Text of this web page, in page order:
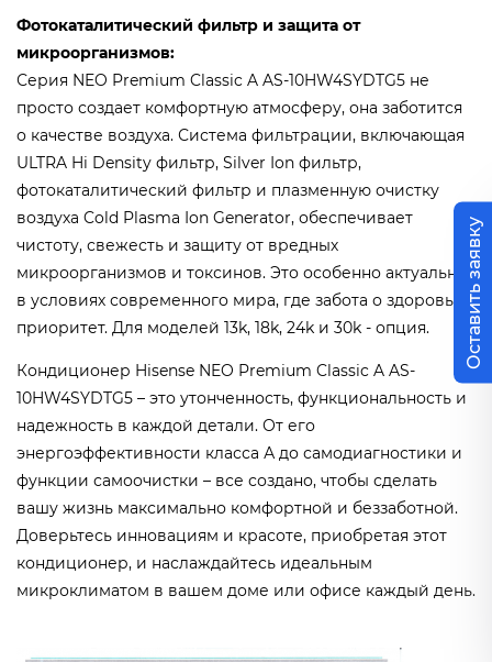
Фотокаталитический фильтр и защита от
микроорганизмов:
Серия NEO Premium Classic A AS-10HW4SYDTG5 не
просто создает комфортную атмосферу, она заботится
о качестве воздуха. Система фильтрации, включающая
ULTRA Hi Density фильтр, Silver Ion фильтр,
фотокаталитический фильтр и плазменную очистку
воздуха Cold Plasma Ion Generator, обеспечивает
чистоту, свежесть и защиту от вредных
микроорганизмов и токсинов. Это особенно актуально
в условиях современного мира, где забота о здоровье –
приоритет. Для моделей 13k, 18k, 24k и 30k - опция.
Кондиционер Hisense NEO Premium Classic A AS-
10HW4SYDTG5 – это утонченность, функциональность и
надежность в каждой детали. От его
энергоэффективности класса А до самодиагностики и
функции самоочистки – все создано, чтобы сделать
вашу жизнь максимально комфортной и беззаботной.
Доверьтесь инновациям и красоте, приобретая этот
кондиционер, и наслаждайтесь идеальным
микроклиматом в вашем доме или офисе каждый день.
Оставить заявку